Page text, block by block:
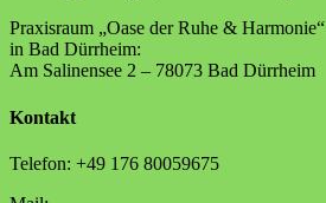
Praxisraum „Oase der Ruhe & Harmonie“
in Bad Dürrheim:
Am Salinensee 2 – 78073 Bad Dürrheim
Kontakt
Telefon: +49 176 80059675